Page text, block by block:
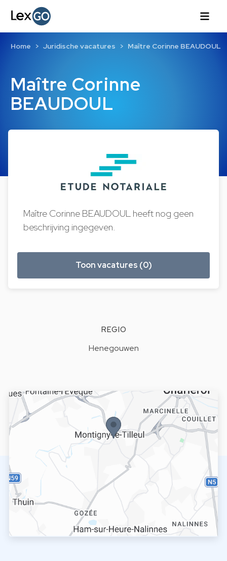
Maître Corinne
BEAUDOUL
Home Juridische vacatures Maître Corinne BEAUDOUL
Maître Corinne BEAUDOUL heeft nog geen
beschrijving ingegeven.
Toon vacatures (0)
REGIO
Henegouwen